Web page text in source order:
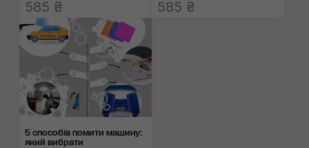
585 ₴ 585 ₴
5 способів помити машину:
який вибрати